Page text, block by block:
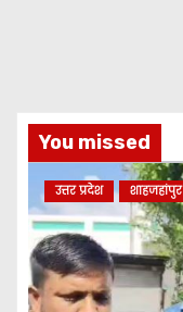
You missed
उत्तर प्रदेश शाहजहांपुर